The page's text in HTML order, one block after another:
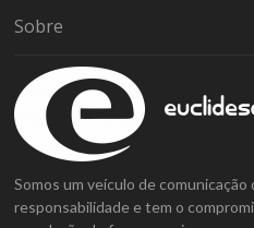
Sobre
Somos um veículo de comunicação
responsabilidade e tem o